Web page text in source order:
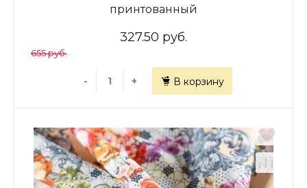
принтованный
327.50 руб.
655 руб.
- + В корзину